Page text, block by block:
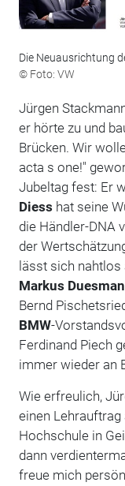
Die Neuausrichtung
© Foto: VW
Jürgen
er hörte zu und
Brücken. Wir
acta s one!"
Jubeltag fest: Er
Diess hat seine
die Händler-DNA
der
lässt sich nahtlos
Markus
Bernd
BMW-
Ferdinand Piech
immer wieder an
Wie erfreulich,
einen
Hochschule in
dann
freue mich